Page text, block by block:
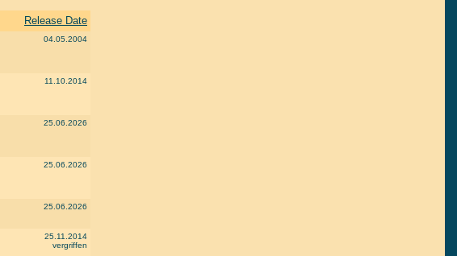
Release Date
04.05.2004
11.10.2014
25.06.2026
25.06.2026
25.06.2026
25.11.2014
vergriffen